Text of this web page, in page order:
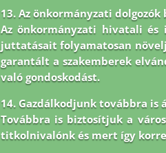
13. Az önkormányzati
Az önkormányzati hivatali és
juttatásait folyamatosan
garantált a szakemberek
való gondoskodást.
14. Gazdálkodjunk továbbra is
Továbbra is biztosítjuk a
titkolnivalónk és mert így